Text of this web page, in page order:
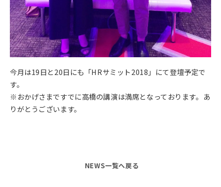
今月は19日と20日にも「HRサミット2018」にて登壇予定で
す。
※おかげさまですでに高橋の講演は満席となっております。あ
りがとうございます。
NEWS一覧へ戻る